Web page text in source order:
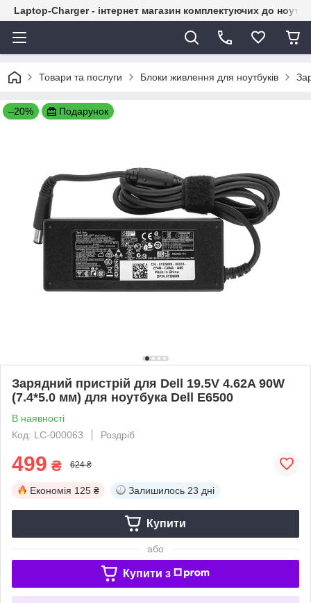
Laptop-Charger - інтернет магазин комплектуючих до
Товари та послуги Блоки живлення для ноутбуків
–20% Подарунок
Зарядний пристрій для Dell 19.5V 4.62A 90W
(7.4*5.0 мм) для ноутбука Dell E6500
В наявності
Код: LC-000063
Роздріб
499 ₴ 624 ₴
Економія 125 ₴ Залишилось 23 дні
Купити
або
Купити з